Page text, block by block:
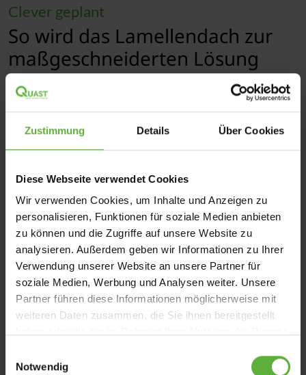
Zustimmung Details Über Cookies
Diese Webseite verwendet Cookies
Wir verwenden Cookies, um Inhalte und Anzeigen zu
personalisieren, Funktionen für soziale Medien anbieten
zu können und die Zugriffe auf unsere Website zu
analysieren. Außerdem geben wir Informationen zu Ihrer
Verwendung unserer Website an unsere Partner für
soziale Medien, Werbung und Analysen weiter. Unsere
Partner führen diese Informationen möglicherweise mit
weiteren Daten zusammen, die Sie ihnen bereitgestellt
Notwendig
Clever geplant
So wird das Lamellendach zur
maßgeschneiderten Lösung
Eine gelungene Terrassenüberdachung beginnt mit